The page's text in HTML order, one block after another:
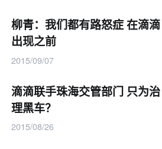
柳青：我们都有路怒症 在滴滴
出现之前
2015/09/07
滴滴联手珠海交管部门 只为治
理黑车？
2015/08/26